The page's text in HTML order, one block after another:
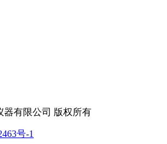
器有限公司 版权所有
号-1